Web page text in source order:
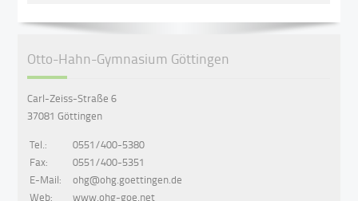
Otto-Hahn-Gymnasium Göttingen
Carl-Zeiss-Straße 6
37081 Göttingen
Tel.:
0551/400-5380
Fax:
0551/400-5351
E-Mail:
ohg@ohg.goettingen.de
Web:
www.ohg-goe.net